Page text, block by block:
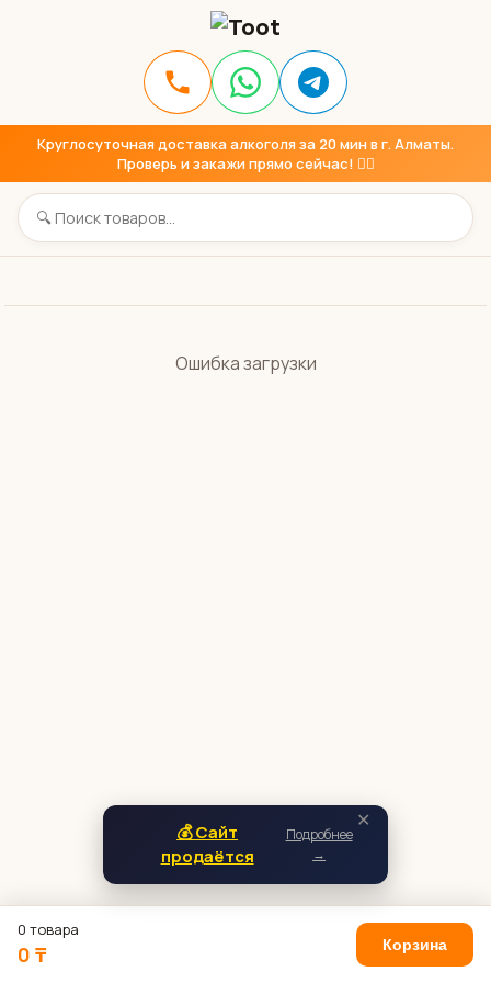
Круглосуточная доставка алкоголя за 20 мин в г. Алматы.
Проверь и закажи прямо сейчас! 👇🏼
Ошибка загрузки
✕
💰 Сайт
продаётся
Подробнее
→
0 товара
0 ₸ Корзина